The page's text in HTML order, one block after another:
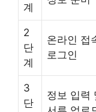
계
2
단
계
온라인 접
로그인
3
단
정보 입력